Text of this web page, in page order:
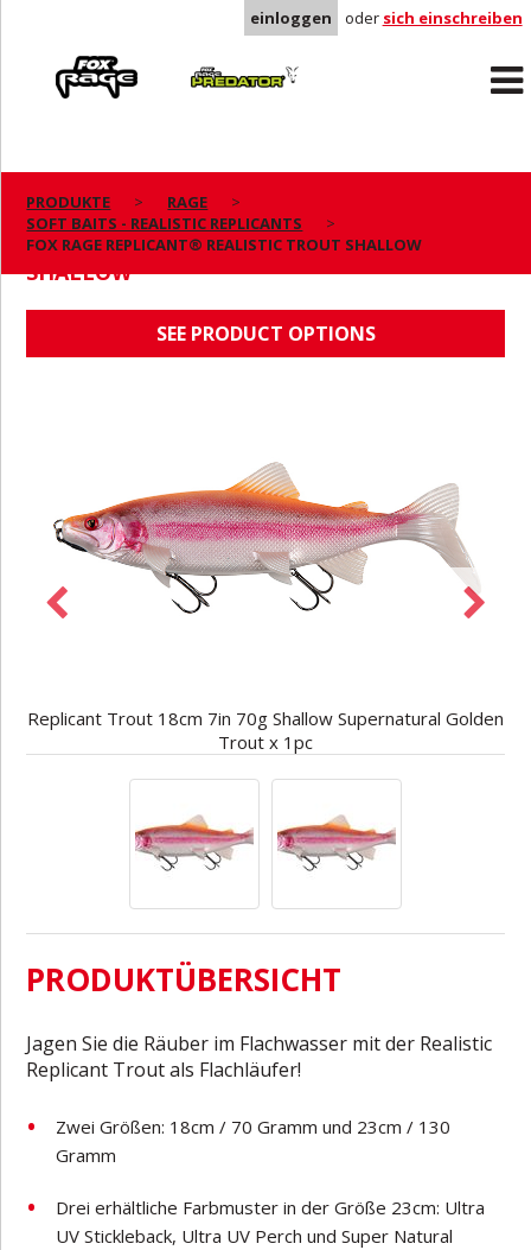
einloggen oder sich einschreiben
Predator
PRODUKTE
RAGE
SOFT BAITS - REALISTIC REPLICANTS
FOX RAGE REPLICANT® REALISTIC TROUT SHALLOW
FOX RAGE REPLICANT® REALISTIC TROUT
SHALLOW
SEE PRODUCT OPTIONS
Replicant Trout 18cm 7in 70g Shallow Supernatural Golden
Trout x 1pc
PRODUKTÜBERSICHT
Jagen Sie die Räuber im Flachwasser mit der Realistic
Replicant Trout als Flachläufer!
Zwei Größen: 18cm / 70 Gramm und 23cm / 130
Gramm
Drei erhältliche Farbmuster in der Größe 23cm: Ultra
UV Stickleback, Ultra UV Perch und Super Natural